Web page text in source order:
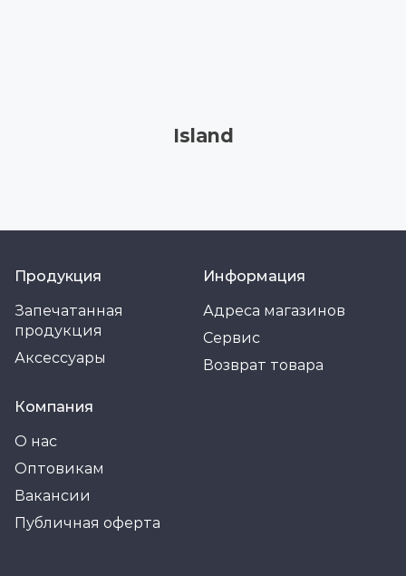
Island
Продукция
Запечатанная
продукция
Аксессуары
Информация
Адреса магазинов
Сервис
Возврат товара
Компания
О нас
Оптовикам
Вакансии
Публичная оферта